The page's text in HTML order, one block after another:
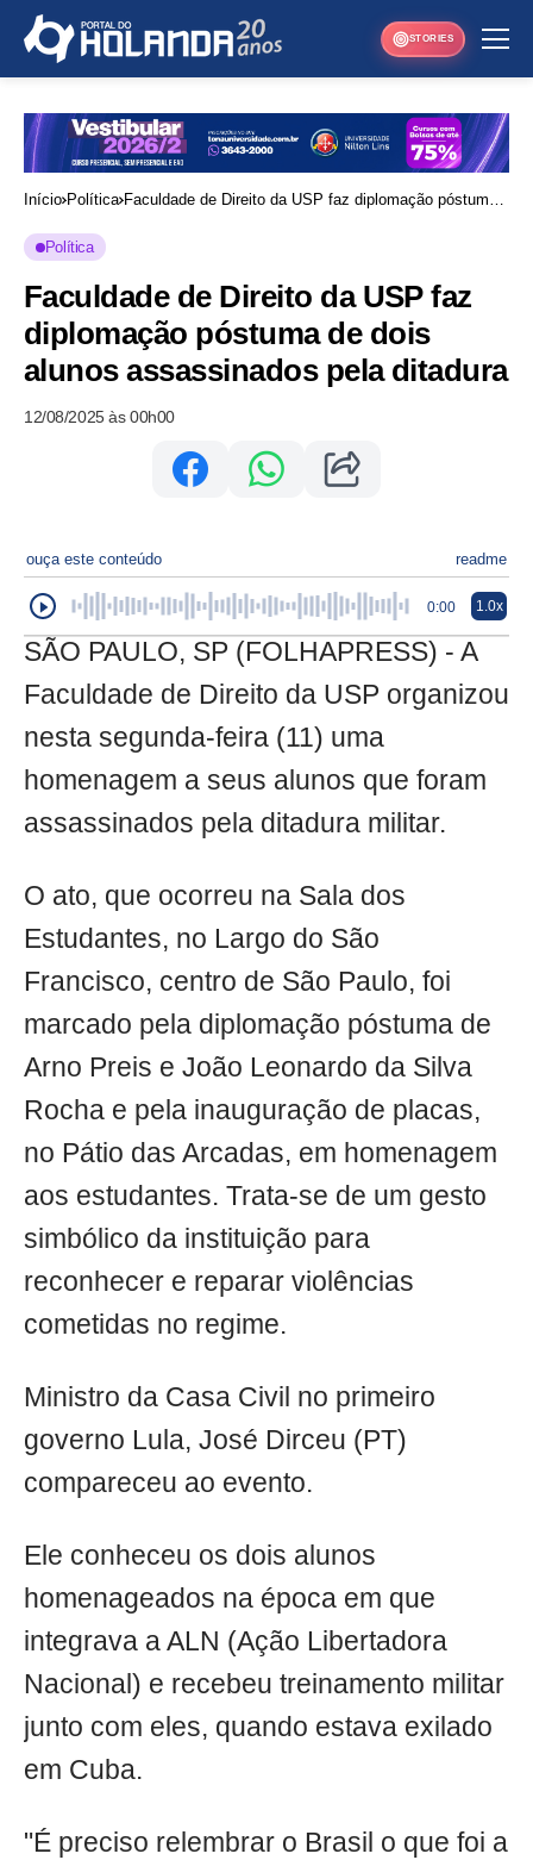
STORIES
Início Política Faculdade de Direito da USP faz diplomação póstuma
Política
Faculdade de Direito da USP faz
diplomação póstuma de dois
alunos assassinados pela ditadura
12/08/2025 às 00h00
ouça este conteúdo readme
0:00 1.0x
SÃO PAULO, SP (FOLHAPRESS) - A
Faculdade de Direito da USP organizou
nesta segunda-feira (11) uma
homenagem a seus alunos que foram
assassinados pela ditadura militar.
O ato, que ocorreu na Sala dos
Estudantes, no Largo do São
Francisco, centro de São Paulo, foi
marcado pela diplomação póstuma de
Arno Preis e João Leonardo da Silva
Rocha e pela inauguração de placas,
no Pátio das Arcadas, em homenagem
aos estudantes. Trata-se de um gesto
simbólico da instituição para
reconhecer e reparar violências
cometidas no regime.
Ministro da Casa Civil no primeiro
governo Lula, José Dirceu (PT)
compareceu ao evento.
Ele conheceu os dois alunos
homenageados na época em que
integrava a ALN (Ação Libertadora
Nacional) e recebeu treinamento militar
junto com eles, quando estava exilado
em Cuba.
"É preciso relembrar o Brasil o que foi a